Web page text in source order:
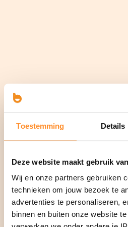
Toestemming Details
Deze website maakt gebruik
Wij en onze partners gebruiken
technieken om jouw bezoek te
advertenties te personaliseren,
binnen en buiten onze website